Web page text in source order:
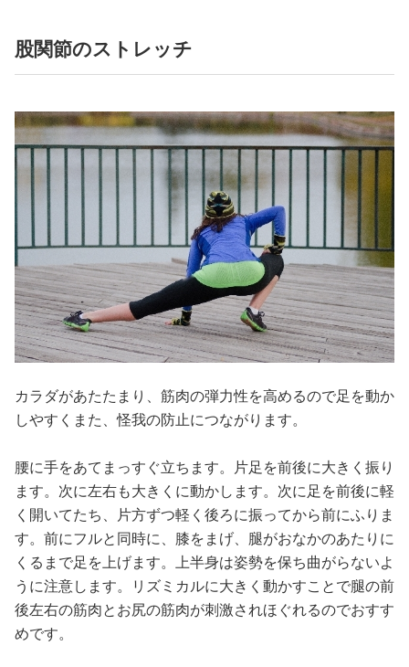
股関節のストレッチ
カラダがあたたまり、筋肉の弾力性を高めるので足を動か
しやすくまた、怪我の防止につながります。
腰に手をあてまっすぐ立ちます。片足を前後に大きく振り
ます。次に左右も大きくに動かします。次に足を前後に軽
く開いてたち、片方ずつ軽く後ろに振ってから前にふりま
す。前にフルと同時に、膝をまげ、腿がおなかのあたりに
くるまで足を上げます。上半身は姿勢を保ち曲がらないよ
うに注意します。リズミカルに大きく動かすことで腿の前
後左右の筋肉とお尻の筋肉が刺激されほぐれるのでおすす
めです。